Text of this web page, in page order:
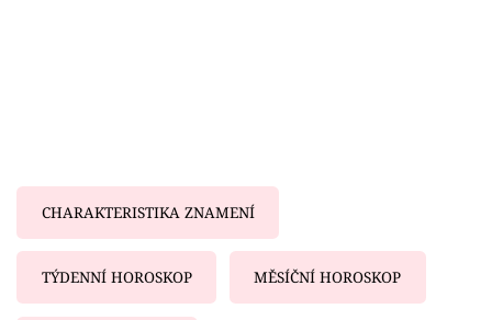
CHARAKTERISTIKA ZNAMENÍ
TÝDENNÍ HOROSKOP MĚSÍČNÍ HOROSKOP